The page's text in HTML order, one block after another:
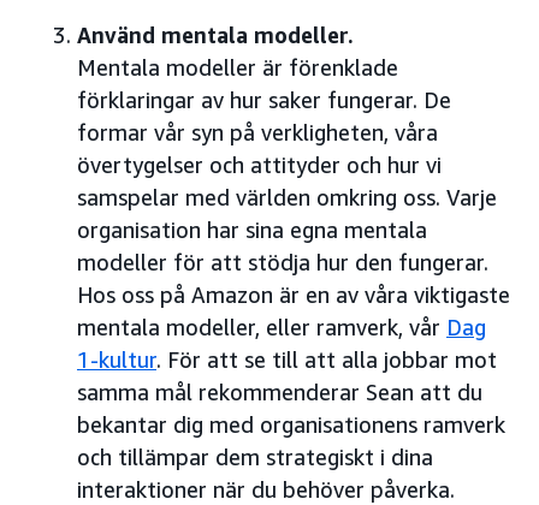
Använd mentala modeller.
Mentala modeller är förenklade
förklaringar av hur saker fungerar. De
formar vår syn på verkligheten, våra
övertygelser och attityder och hur vi
samspelar med världen omkring oss. Varje
organisation har sina egna mentala
modeller för att stödja hur den fungerar.
Hos oss på Amazon är en av våra viktigaste
mentala modeller, eller ramverk, vår Dag
1-kultur. För att se till att alla jobbar mot
samma mål rekommenderar Sean att du
bekantar dig med organisationens ramverk
och tillämpar dem strategiskt i dina
interaktioner när du behöver påverka.